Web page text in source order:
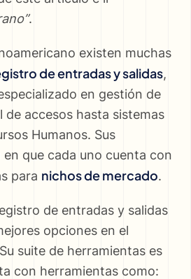
.
existen muchas
de entradas y salidas,
en gestión de
accesos hasta sistemas
Humanos. Sus
que cada uno cuenta con
para nichos de mercado.
de entradas y salidas
opciones en el
suite de herramientas es
con herramientas como: